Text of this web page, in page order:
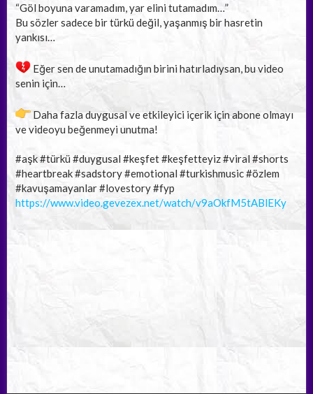
“Göl boyuna varamadım, yar elini tutamadım…”
Bu sözler sadece bir türkü değil, yaşanmış bir hasretin
yankısı…
Eğer sen de unutamadığın birini hatırladıysan, bu video
senin için…
Daha fazla duygusal ve etkileyici içerik için abone olmayı
ve videoyu beğenmeyi unutma!
#aşk #türkü #duygusal #keşfet #keşfetteyiz #viral #shorts
#heartbreak #sadstory #emotional #turkishmusic #özlem
#kavuşamayanlar #lovestory #fyp
https://www.video.gevezex.net/watch/v9aOkfM5tABlEKy